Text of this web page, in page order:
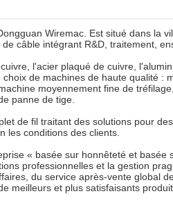
Wiremac. Est situé dans la
câble intégrant R&D, traitement,
l'acier plaqué de cuivre,
de machines de haute qualité :
moyennement fine de
panne de tige.
de fil traitant des solutions pour
les conditions des clients.
« basée sur honnêteté et
professionnelles et la gestion
du service après-vente global
meilleurs et plus satisfaisants